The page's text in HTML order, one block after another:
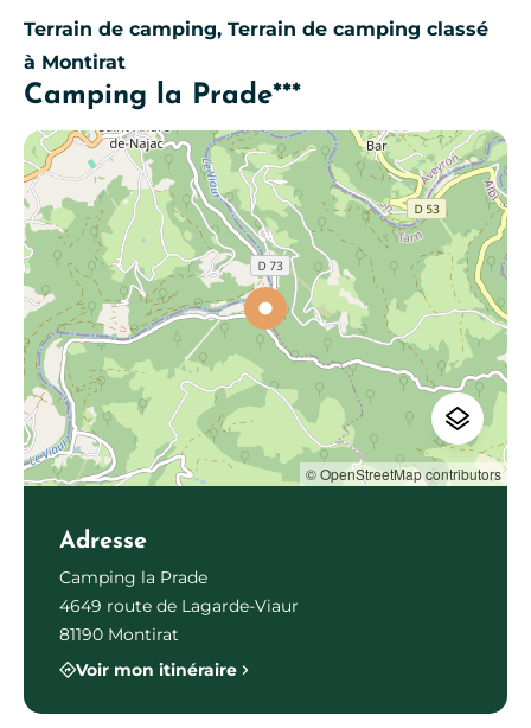
Terrain de camping, Terrain de camping classé
à Montirat
Camping la Prade***
© OpenStreetMap contributors
Adresse
Camping la Prade
4649 route de Lagarde-Viaur
81190 Montirat
Voir mon itinéraire